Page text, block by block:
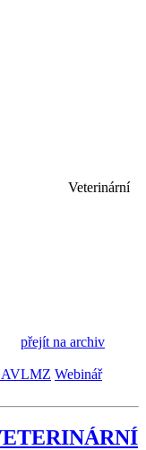
Veterinární
přejít na archiv
Webinář